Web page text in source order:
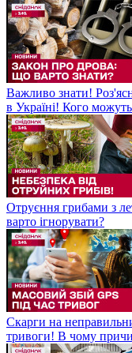
Важливо знати!
в Україні! Кого
Отруєння грибами з
варто ігнорувати?
Скарги на
тривоги! В чому